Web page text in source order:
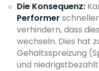
Die Konsequenz:
Performer
verhindern, dass
wechseln. Dies hat
Gehaltsspreizung
und